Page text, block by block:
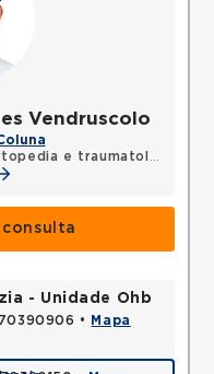
Vendruscolo
e traumatologia
- Unidade Ohb
• Mapa